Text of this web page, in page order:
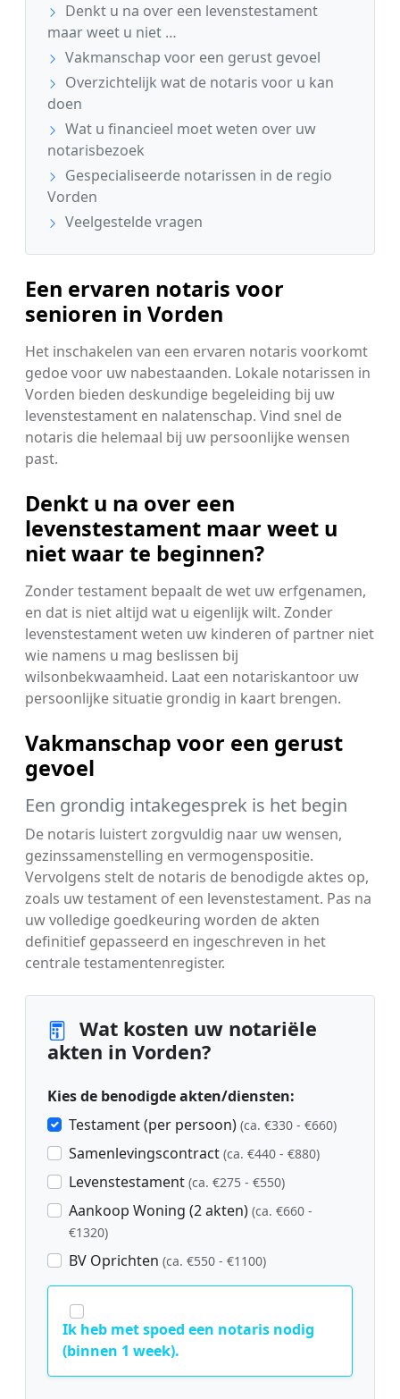
Denkt u na over een levenstestament
maar weet u niet …
Vakmanschap voor een gerust gevoel
Overzichtelijk wat de notaris voor u kan
doen
Wat u financieel moet weten over uw
notarisbezoek
Gespecialiseerde notarissen in de regio
Vorden
Veelgestelde vragen
Een ervaren notaris voor
senioren in Vorden
Het inschakelen van een ervaren notaris voorkomt
gedoe voor uw nabestaanden. Lokale notarissen in
Vorden bieden deskundige begeleiding bij uw
levenstestament en nalatenschap. Vind snel de
notaris die helemaal bij uw persoonlijke wensen
past.
Denkt u na over een
levenstestament maar weet u
niet waar te beginnen?
Zonder testament bepaalt de wet uw erfgenamen,
en dat is niet altijd wat u eigenlijk wilt. Zonder
levenstestament weten uw kinderen of partner niet
wie namens u mag beslissen bij
wilsonbekwaamheid. Laat een notariskantoor uw
persoonlijke situatie grondig in kaart brengen.
Vakmanschap voor een gerust
gevoel
Een grondig intakegesprek is het begin
De notaris luistert zorgvuldig naar uw wensen,
gezinssamenstelling en vermogenspositie.
Vervolgens stelt de notaris de benodigde aktes op,
zoals uw testament of een levenstestament. Pas na
uw volledige goedkeuring worden de akten
definitief gepasseerd en ingeschreven in het
centrale testamentenregister.
Wat kosten uw notariële
akten in Vorden?
Kies de benodigde akten/diensten:
Testament (per persoon) (ca. €330 - €660)
Samenlevingscontract (ca. €440 - €880)
Levenstestament (ca. €275 - €550)
Aankoop Woning (2 akten) (ca. €660 -
€1320)
BV Oprichten (ca. €550 - €1100)
Ik heb met spoed een notaris nodig
(binnen 1 week).